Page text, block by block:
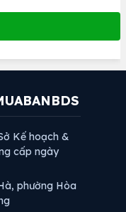
Kế hoạch &
cấp ngày
phường Hòa